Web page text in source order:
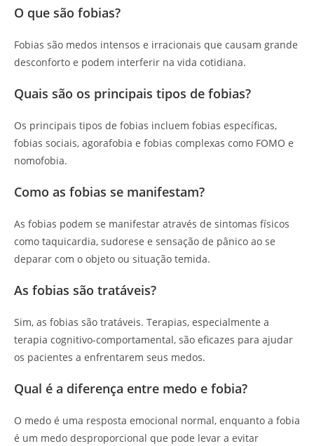
O que são fobias?
Fobias são medos intensos e irracionais que causam grande
desconforto e podem interferir na vida cotidiana.
Quais são os principais tipos de fobias?
Os principais tipos de fobias incluem fobias específicas,
fobias sociais, agorafobia e fobias complexas como FOMO e
nomofobia.
Como as fobias se manifestam?
As fobias podem se manifestar através de sintomas físicos
como taquicardia, sudorese e sensação de pânico ao se
deparar com o objeto ou situação temida.
As fobias são tratáveis?
Sim, as fobias são tratáveis. Terapias, especialmente a
terapia cognitivo-comportamental, são eficazes para ajudar
os pacientes a enfrentarem seus medos.
Qual é a diferença entre medo e fobia?
O medo é uma resposta emocional normal, enquanto a fobia
é um medo desproporcional que pode levar a evitar